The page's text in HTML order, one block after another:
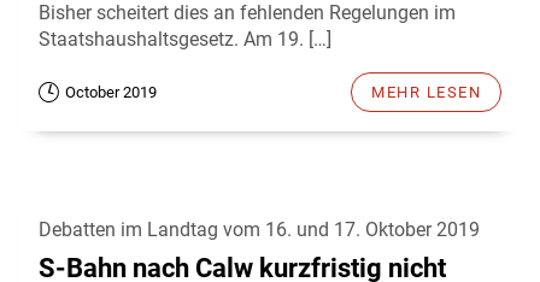
Bisher scheitert dies an fehlenden Regelungen im
Staatshaushaltsgesetz. Am 19. […]
October 2019 MEHR LESEN
Debatten im Landtag vom 16. und 17. Oktober 2019
S-Bahn nach Calw kurzfristig nicht